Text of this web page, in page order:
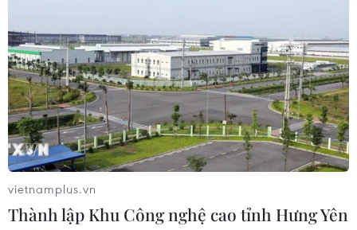
vietnamplus.vn
Thành lập Khu Công nghệ cao tỉnh Hưng Yên